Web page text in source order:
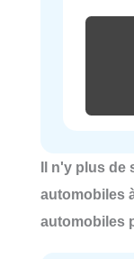
Il n'y plus de
automobiles
automobiles